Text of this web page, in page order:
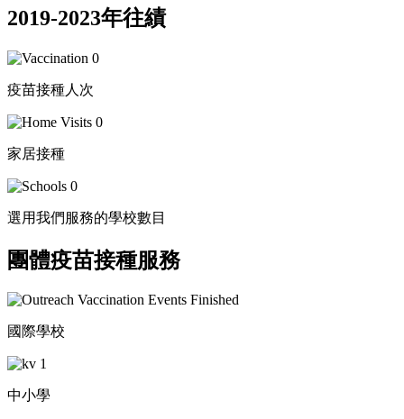
2019-2023年往績
0
疫苗接種人次
0
家居接種
0
選用我們服務的學校數目
團體疫苗接種服務
國際學校
中小學